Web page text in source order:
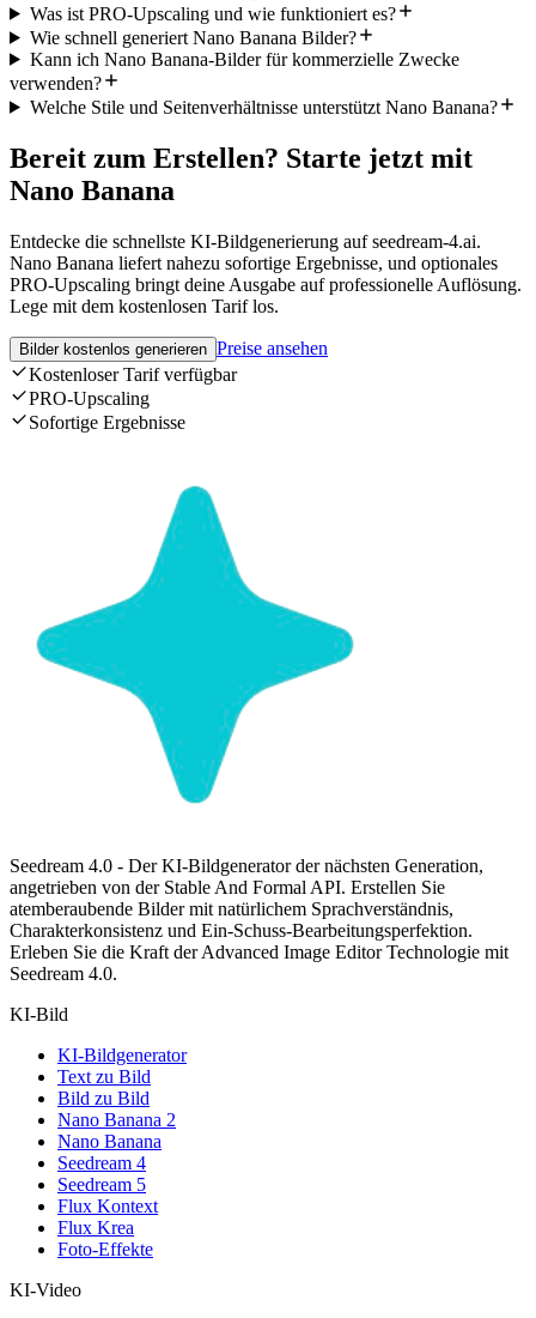
Was ist PRO-Upscaling und wie funktioniert es?
Wie schnell generiert Nano Banana Bilder?
Kann ich Nano Banana-Bilder für kommerzielle Zwecke
verwenden?
Welche Stile und Seitenverhältnisse unterstützt Nano Banana?
Bereit zum Erstellen? Starte jetzt mit
Nano Banana
Entdecke die schnellste KI-Bildgenerierung auf seedream-4.ai.
Nano Banana liefert nahezu sofortige Ergebnisse, und optionales
PRO-Upscaling bringt deine Ausgabe auf professionelle Auflösung.
Lege mit dem kostenlosen Tarif los.
Bilder kostenlos generieren Preise ansehen
Kostenloser Tarif verfügbar
PRO-Upscaling
Sofortige Ergebnisse
Seedream 4.0 - Der KI-Bildgenerator der nächsten Generation,
angetrieben von der Stable And Formal API. Erstellen Sie
atemberaubende Bilder mit natürlichem Sprachverständnis,
Charakterkonsistenz und Ein-Schuss-Bearbeitungsperfektion.
Erleben Sie die Kraft der Advanced Image Editor Technologie mit
Seedream 4.0.
KI-Bild
KI-Bildgenerator
Text zu Bild
Bild zu Bild
Nano Banana 2
Nano Banana
Seedream 4
Seedream 5
Flux Kontext
Flux Krea
Foto-Effekte
KI-Video